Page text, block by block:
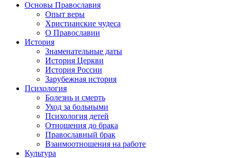
Основы Православия
Опыт веры
Христианские чудеса
О Православии
История
Знаменательные даты
История Церкви
История России
Зарубежная история
Психология
Болезнь и смерть
Уход за больными
Психология детей
Отношения до брака
Православный брак
Взаимоотношения на работе
Культура